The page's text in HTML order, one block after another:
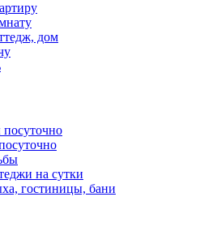
дом
на сутки
гостиницы, бани